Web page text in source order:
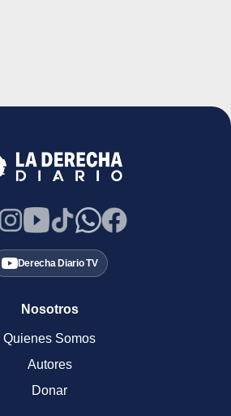
Derecha Diario TV
Nosotros
Quienes Somos
Autores
Donar